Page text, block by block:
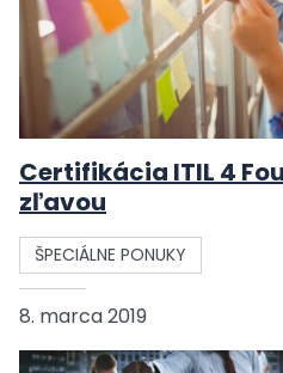
Certifikácia ITIL 4
zľavou
ŠPECIÁLNE PONUKY
8. marca 2019